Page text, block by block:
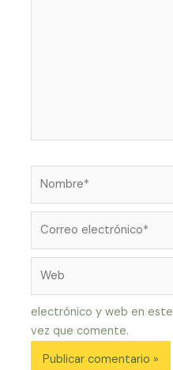
electrónico*
electrónico y web en
vez que comente.